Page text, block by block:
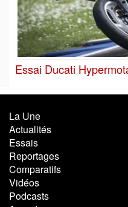
Essai Ducati
La Une
Actualités
Essais
Reportages
Comparatifs
Vidéos
Podcasts